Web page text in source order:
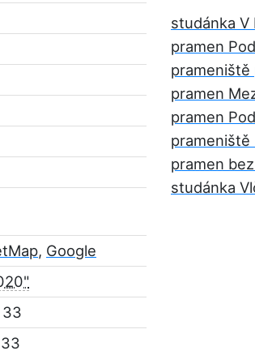
, Google
33
studánka V
pramen
prameniště
pramen
pramen
prameniště
pramen
studánka